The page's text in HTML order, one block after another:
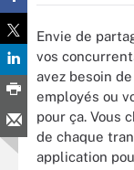
Envie de
vos
avez besoin
employés ou
pour ça. Vous
de chaque
application